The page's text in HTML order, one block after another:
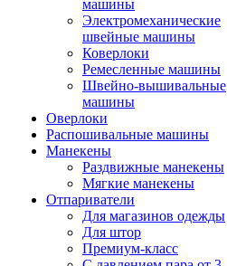
машины
Электромеханические
швейные машины
Коверлоки
Ремесленные машины
Швейно-вышивальные
машины
Оверлоки
Распошивальные машины
Манекены
Раздвижные манекены
Мягкие манекены
Отпариватели
Для магазинов одежды
Для штор
Премиум-класс